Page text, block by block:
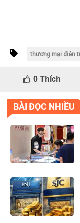
thương mại điện
0Thích
BÀI ĐỌC NHIỀU